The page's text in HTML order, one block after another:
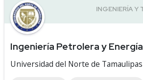
Ingeniería Petrolera y
Universidad del Norte de Tamaulipas